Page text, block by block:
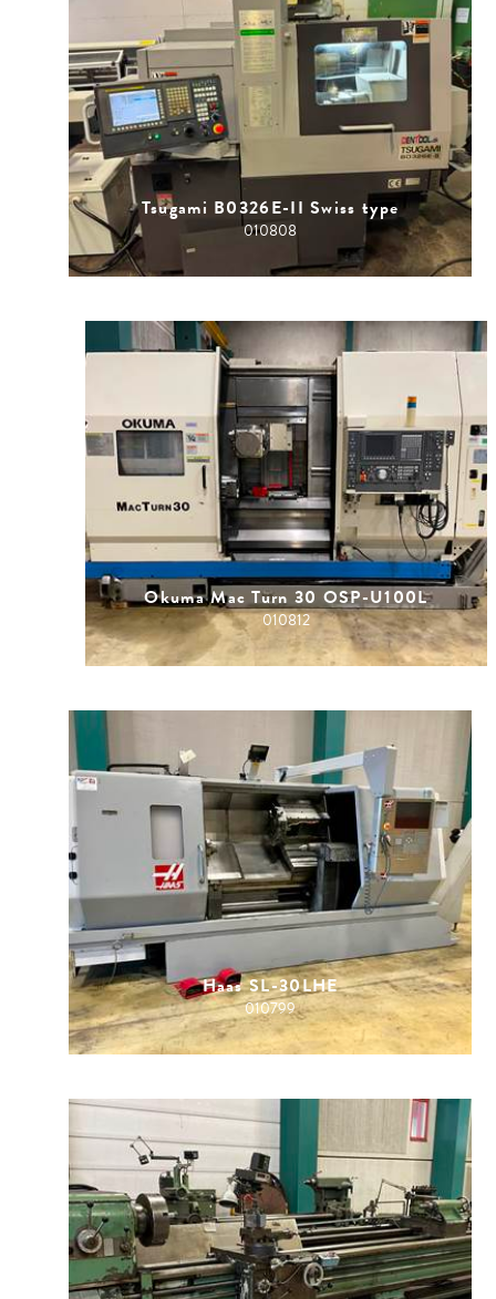
Tsugami B0326E-II Swiss type
010808
Okuma Mac Turn 30 OSP-U100L
010812
Haas SL-30LHE
010799